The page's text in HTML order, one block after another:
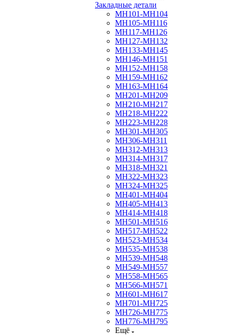
Закладные детали
МН101-МН104
МН105-МН116
МН117-МН126
МН127-МН132
МН133-МН145
МН146-МН151
МН152-МН158
МН159-МН162
МН163-МН164
МН201-МН209
МН210-МН217
МН218-МН222
МН223-МН228
МН301-МН305
МН306-МН311
МН312-МН313
МН314-МН317
МН318-МН321
МН322-МН323
МН324-МН325
МН401-МН404
МН405-МН413
МН414-МН418
МН501-МН516
МН517-МН522
МН523-МН534
МН535-МН538
МН539-МН548
МН549-МН557
МН558-МН565
МН566-МН571
МН601-МН617
МН701-МН725
МН726-МН775
МН776-МН795
Ещё